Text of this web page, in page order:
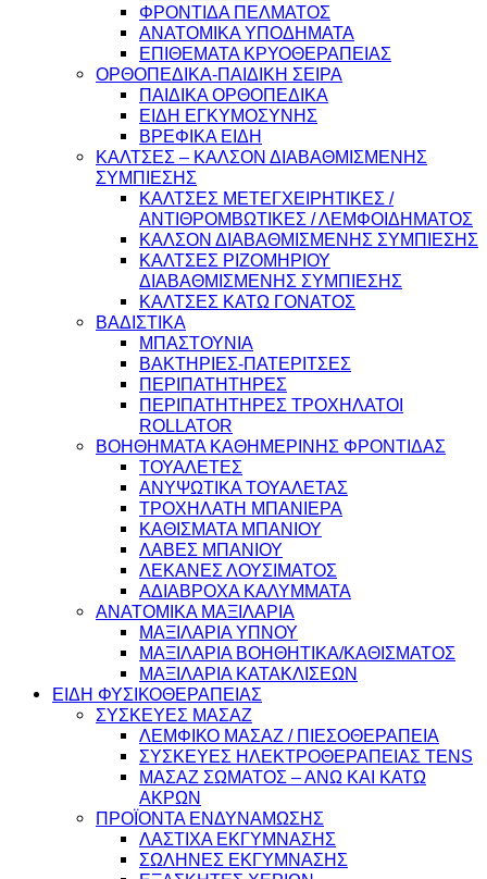
ΦΡΟΝΤΙΔΑ ΠΕΛΜΑΤΟΣ
ΑΝΑΤΟΜΙΚΑ ΥΠΟΔΗΜΑΤΑ
ΕΠΙΘΕΜΑΤΑ ΚΡΥΟΘΕΡΑΠΕΙΑΣ
ΟΡΘΟΠΕΔΙΚΑ-ΠΑΙΔΙΚΗ ΣΕΙΡΑ
ΠΑΙΔΙΚΑ ΟΡΘΟΠΕΔΙΚΑ
ΕΙΔΗ ΕΓΚΥΜΟΣΥΝΗΣ
ΒΡΕΦΙΚΑ ΕΙΔΗ
ΚΑΛΤΣΕΣ – ΚΑΛΣΟΝ ΔΙΑΒΑΘΜΙΣΜΕΝΗΣ
ΣΥΜΠΙΕΣΗΣ
ΚΑΛΤΣΕΣ ΜΕΤΕΓΧΕΙΡΗΤΙΚΕΣ /
ΑΝΤΙΘΡΟΜΒΩΤΙΚΕΣ / ΛΕΜΦΟΙΔΗΜΑΤΟΣ
ΚΑΛΣΟΝ ΔΙΑΒΑΘΜΙΣΜΕΝΗΣ ΣΥΜΠΙΕΣΗΣ
ΚΑΛΤΣΕΣ ΡΙΖΟΜΗΡΙΟΥ
ΔΙΑΒΑΘΜΙΣΜΕΝΗΣ ΣΥΜΠΙΕΣΗΣ
ΚΑΛΤΣΕΣ ΚΑΤΩ ΓΟΝΑΤΟΣ
ΒΑΔΙΣΤΙΚΑ
ΜΠΑΣΤΟΥΝΙΑ
ΒΑΚΤΗΡΙΕΣ-ΠΑΤΕΡΙΤΣΕΣ
ΠΕΡΙΠΑΤΗΤΗΡΕΣ
ΠΕΡΙΠΑΤΗΤΗΡΕΣ ΤΡΟΧΗΛΑΤΟΙ
ROLLATOR
ΒΟΗΘΗΜΑΤΑ ΚΑΘΗΜΕΡΙΝΗΣ ΦΡΟΝΤΙΔΑΣ
ΤΟΥΑΛΕΤΕΣ
ΑΝΥΨΩΤΙΚΑ ΤΟΥΑΛΕΤΑΣ
ΤΡΟΧΗΛΑΤΗ ΜΠΑΝΙΕΡΑ
ΚΑΘΙΣΜΑΤΑ ΜΠΑΝΙΟΥ
ΛΑΒΕΣ ΜΠΑΝΙΟΥ
ΛΕΚΑΝΕΣ ΛΟΥΣΙΜΑΤΟΣ
ΑΔΙΑΒΡΟΧΑ ΚΑΛΥΜΜΑΤΑ
ΑΝΑΤΟΜΙΚΑ ΜΑΞΙΛΑΡΙΑ
ΜΑΞΙΛΑΡΙΑ ΥΠΝΟΥ
ΜΑΞΙΛΑΡΙΑ ΒΟΗΘΗΤΙΚΑ/ΚΑΘΙΣΜΑΤΟΣ
ΜΑΞΙΛΑΡΙΑ ΚΑΤΑΚΛΙΣΕΩΝ
ΕΙΔΗ ΦΥΣΙΚΟΘΕΡΑΠΕΙΑΣ
ΣΥΣΚΕΥΕΣ ΜΑΣΑΖ
ΛΕΜΦΙΚΟ ΜΑΣΑΖ / ΠΙΕΣΟΘΕΡΑΠΕΙΑ
ΣΥΣΚΕΥΕΣ ΗΛΕΚΤΡΟΘΕΡΑΠΕΙΑΣ TENS
ΜΑΣΑΖ ΣΩΜΑΤΟΣ – ΑΝΩ ΚΑΙ ΚΑΤΩ
ΑΚΡΩΝ
ΠΡΟΪΟΝΤΑ ΕΝΔΥΝΑΜΩΣΗΣ
ΛΑΣΤΙΧΑ ΕΚΓΥΜΝΑΣΗΣ
ΣΩΛΗΝΕΣ ΕΚΓΥΜΝΑΣΗΣ